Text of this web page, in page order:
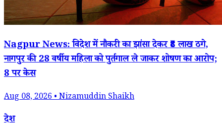
Nagpur News: विदेश में नौकरी का झांसा देकर ₹8 लाख ठगे,
नागपुर की 28 वर्षीय महिला को पुर्तगाल ले जाकर शोषण का आरोप;
8 पर केस
Aug 08, 2026 • Nizamuddin Shaikh
देश